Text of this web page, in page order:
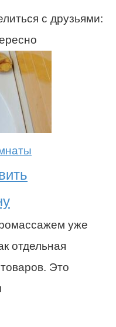
с друзьями:
уже
отдельная
Это